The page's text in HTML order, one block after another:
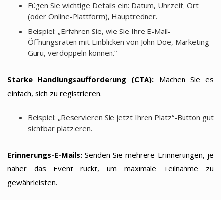
Fügen Sie wichtige Details ein: Datum, Uhrzeit, Ort
(oder Online-Plattform), Hauptredner.
Beispiel: „Erfahren Sie, wie Sie Ihre E-Mail-
Öffnungsraten mit Einblicken von John Doe, Marketing-
Guru, verdoppeln können.“
Starke Handlungsaufforderung (CTA): Machen Sie es
einfach, sich zu registrieren.
Beispiel: „Reservieren Sie jetzt Ihren Platz“-Button gut
sichtbar platzieren.
Erinnerungs-E-Mails: Senden Sie mehrere Erinnerungen, je
näher das Event rückt, um maximale Teilnahme zu
gewährleisten.